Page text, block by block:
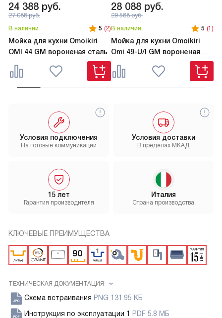
24 388 руб.
27 088руб.
В наличии
5 (2)
Мойка для кухни Omoikiri
OMI 44 GM вороненая сталь
28 088 руб.
29 588руб.
В наличии
5 (1)
Мойка для кухни Omoikiri
Omi 49-U/I GM вороненая
Условия доставки
В пределах МКАД
15 лет
Гарантия производителя
Условия подключения
На готовые коммуникации
Италия
Страна производства
КЛЮЧЕВЫЕ ПРЕИМУЩЕСТВА
ТЕХНИЧЕСКАЯ ДОКУМЕНТАЦИЯ
Схема встраивания PNG 131.95 КБ
Инструкция по эксплуатации 1
PDF 5.8 МБ